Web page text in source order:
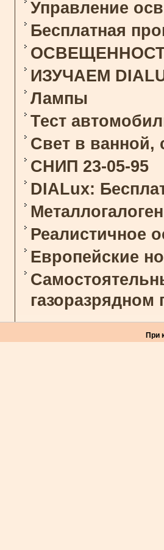
Управление
Бесплатная
ОСВЕЩЕННОСТЬ
ИЗУЧАЕМ
Лампы
Тест
Свет в ванной,
СНИП 23-05-95
DIALux:
Реалистичное
Европейские
При